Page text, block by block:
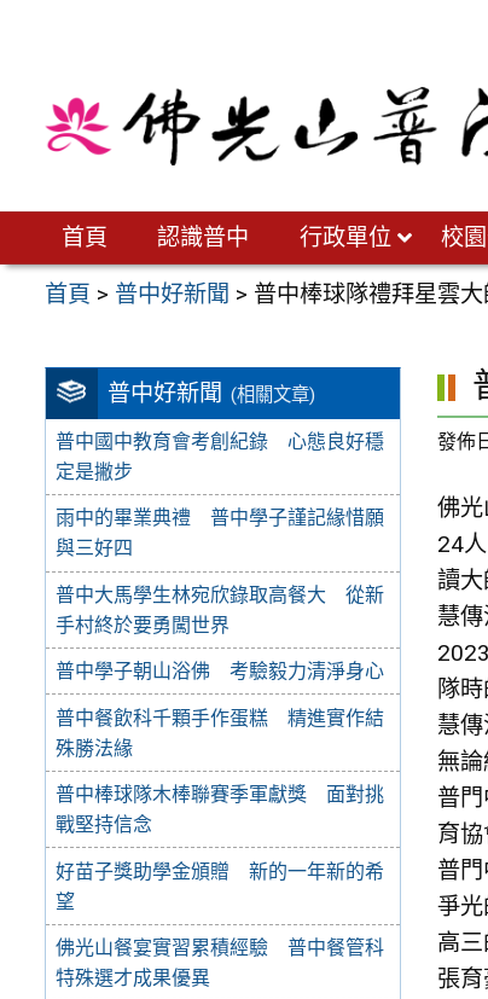
首頁 認識普中 行政單位 校
首頁 > 普中好新聞 > 普中棒球隊禮拜星雲
普中好新聞 (相關文章)
普中國中教育會考創紀錄 心態良好穩
定是撇步
雨中的畢業典禮 普中學子謹記緣惜願
與三好四
普中大馬學生林宛欣錄取高餐大 從新
手村終於要勇闖世界
普中學子朝山浴佛 考驗毅力清淨身心
普中餐飲科千顆手作蛋糕 精進實作結
殊勝法緣
普中棒球隊木棒聯賽季軍獻獎 面對挑
戰堅持信念
好苗子獎助學金頒贈 新的一年新的希
望
佛光山餐宴實習累積經驗 普中餐管科
特殊選才成果優異
發佈
佛
24
讀
慧
隊
慧
無
普
育
普
爭光
高
張